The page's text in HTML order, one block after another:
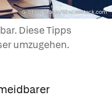
G-Stock Studio/Shutterstock.com
Diese Tipps
umzugehen.